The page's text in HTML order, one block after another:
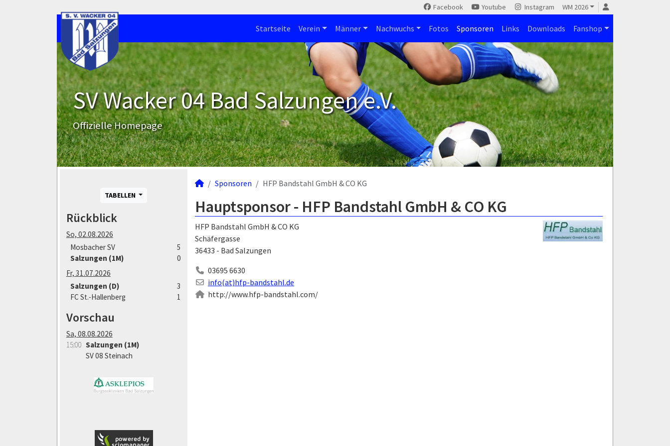
Facebook Youtube Instagram WM 2026
Startseite Verein Männer Nachwuchs Fotos Sponsoren Links Downloads Fanshop
SV Wacker 04 Bad Salzungen e.V.
Offizielle Homepage
TABELLEN
Rückblick
So, 02.08.2026
Mosbacher SV
5
Salzungen (1M)
0
Fr, 31.07.2026
Salzungen (D)
3
FC St.-Hallenberg
1
Vorschau
Sa, 08.08.2026
15:00 Salzungen (1M)
SV 08 Steinach
Sponsoren HFP Bandstahl GmbH & CO KG
Hauptsponsor - HFP Bandstahl GmbH & CO KG
HFP Bandstahl GmbH & CO KG
Schäfergasse
36433 - Bad Salzungen
03695 6630
info(at)hfp-bandstahl.de
http://www.hfp-bandstahl.com/